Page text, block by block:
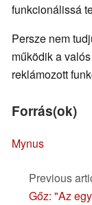
funkcionálissá
Persze nem
működik a
reklámozott
Forrás(ok)
Mynus
Previous
Gőz: "Az